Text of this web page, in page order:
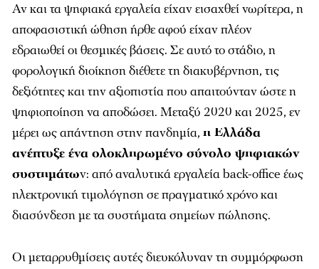
Αν και τα ψηφιακά εργαλεία είχαν εισαχθεί νωρίτερα, η
αποφασιστική ώθηση ήρθε αφού είχαν πλέον
εδραιωθεί οι θεσμικές βάσεις. Σε αυτό το στάδιο, η
φορολογική διοίκηση διέθετε τη διακυβέρνηση, τις
δεξιότητες και την αξιοπιστία που απαιτούνταν ώστε η
ψηφιοποίηση να αποδώσει. Μεταξύ 2020 και 2025, εν
μέρει ως απάντηση στην πανδημία, η Ελλάδα
ανέπτυξε ένα ολοκληρωμένο σύνολο ψηφιακών
συστημάτων: από αναλυτικά εργαλεία back-office έως
ηλεκτρονική τιμολόγηση σε πραγματικό χρόνο και
διασύνδεση με τα συστήματα σημείων πώλησης.
Οι μεταρρυθμίσεις αυτές διευκόλυναν τη συμμόρφωση